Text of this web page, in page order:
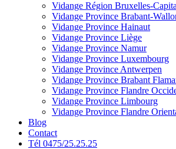
Vidange Région Bruxelles-
Vidange Province Brabant-
Vidange Province Hainaut
Vidange Province Liège
Vidange Province Namur
Vidange Province Luxembourg
Vidange Province Antwerpen
Vidange Province Brabant
Vidange Province Flandre
Vidange Province Limbourg
Vidange Province Flandre
Blog
Contact
Tél 0475/25.25.25